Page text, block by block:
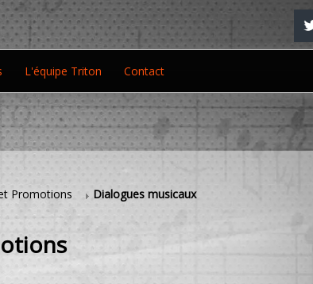
L'équipe Triton Contact
Promotions Dialogues musicaux